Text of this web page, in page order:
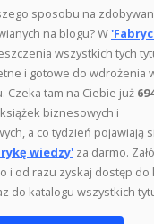
sposobu na
na blogu? W
wszystkich tych
i gotowe do wdrożenia
Czeka tam na Ciebie już
książek biznesowych i
a co tydzień pojawiają
wiedzy' za darmo.
i od razu zyskaj dostęp do
do katalogu wszystkich